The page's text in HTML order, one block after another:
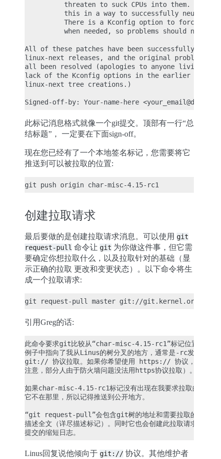
threaten to suck CPUs into them.  This
this in a way to successfully
There is a Kconfig option to force
when needed, so problems should not
All of these patches have been successfully
linux-next releases, and the original problems
all been resolved (apologies to anyone living
lack of the Kconfig options in the earlier
linux-next tree creations.)
此标记消息格式就像一个git提交。顶部有一行“总
结标题”， 一定要在下面sign-off。
现在您已经有了一个本地签名标记，您需要将它
推送到可以被拉取的位置:
创建拉取请求
最后要做的是创建拉取请求消息。可以使用 git
request-pull 命令让 git 为你做这件事，但它需
要确定你想拉取什么，以及拉取针对的基础（显
示正确的拉取 更改和变更状态）。以下命令将生
成一个拉取请求:
引用Greg的话:
此命令要求git比较从“char-misc-4.15-rc1”标记位置到
例子中指向了我从Linus的树分叉的地方，通常是-rc发布）的
git:// 协议拉取。如果你希望使用 https:// 协议，也可以用
注意，部分人由于防火墙问题没法用https协议拉取）。
如果char-misc-4.15-rc1标记没有出现在我要求拉取的仓库
它不在那里，所以记得推送到公开地方。
“git request-pull”会包含git树的地址和需要拉取的特定标
描述全文（详尽描述标记）。同时它也会创建此拉取请求的差异
Linus回复说他倾向于 git:// 协议。其他维护者